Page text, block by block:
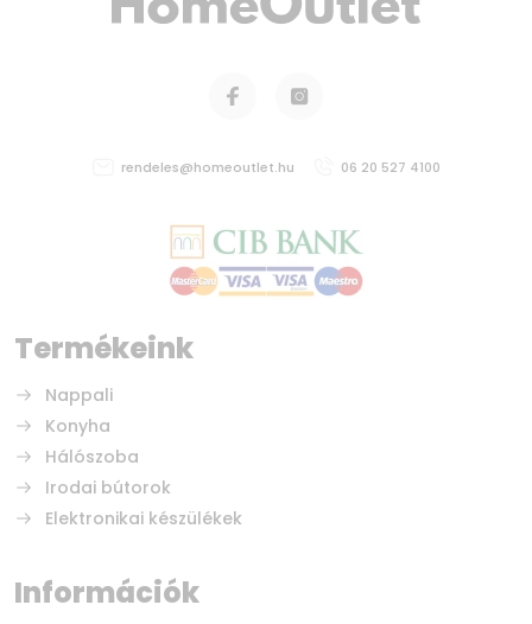
Termékeink
Nappali
Konyha
Hálószoba
Irodai bútorok
Elektronikai készülékek
rendeles@homeoutlet.hu 06 20 527 4100
Információk